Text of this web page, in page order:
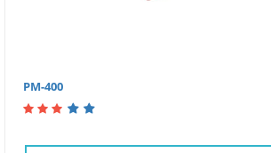
РМ-400